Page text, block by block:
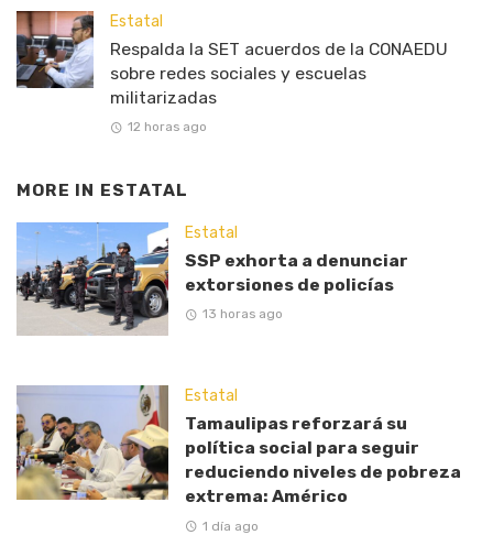
Estatal
Respalda la SET acuerdos de la CONAEDU
sobre redes sociales y escuelas
militarizadas
12 horas ago
MORE IN ESTATAL
Estatal
SSP exhorta a denunciar
extorsiones de policías
13 horas ago
Estatal
Tamaulipas reforzará su
política social para seguir
reduciendo niveles de pobreza
extrema: Américo
1 día ago